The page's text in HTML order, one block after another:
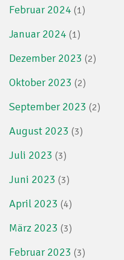
Februar 2024 (1)
Januar 2024 (1)
Dezember 2023 (2)
Oktober 2023 (2)
September 2023 (2)
August 2023 (3)
Juli 2023 (3)
Juni 2023 (3)
April 2023 (4)
März 2023 (3)
Februar 2023 (3)